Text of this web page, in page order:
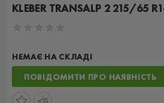
KLEBER TRANSALP 2 215/65
НЕМАЄ НА СКЛАДІ
ПОВІДОМИТИ ПРО НАЯВНІСТЬ